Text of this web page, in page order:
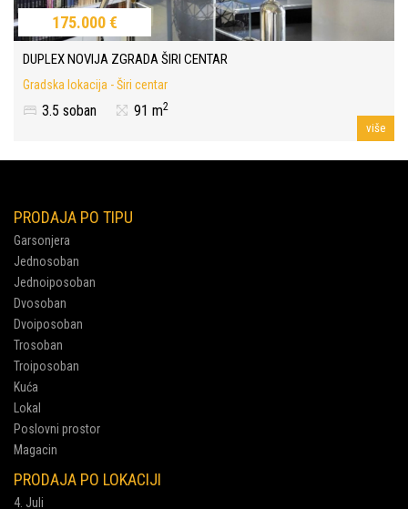
175.000 €
DUPLEX NOVIJA ZGRADA ŠIRI CENTAR
Gradska lokacija - Širi centar
3.5 soban 91 m2
više
PRODAJA PO TIPU
Garsonjera
Jednosoban
Jednoiposoban
Dvosoban
Dvoiposoban
Trosoban
Troiposoban
Kuća
Lokal
Poslovni prostor
Magacin
PRODAJA PO LOKACIJI
4. Juli